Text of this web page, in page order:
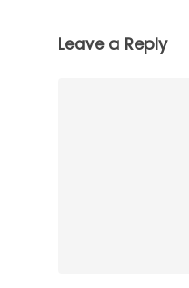
Leave a Reply